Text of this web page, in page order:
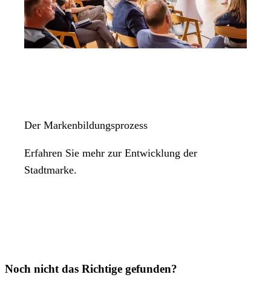
Der Markenbildungsprozess
Erfahren Sie mehr zur Entwicklung der
Stadtmarke.
Noch nicht das Richtige gefunden?